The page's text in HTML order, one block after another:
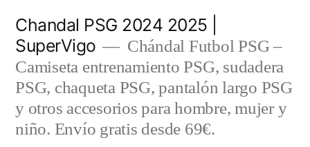
contenido
Chandal PSG 2024 2025 |
SuperVigo
Chándal Futbol PSG –
Camiseta entrenamiento PSG, sudadera
PSG, chaqueta PSG, pantalón largo PSG
y otros accesorios para hombre, mujer y
niño. Envío gratis desde 69€.